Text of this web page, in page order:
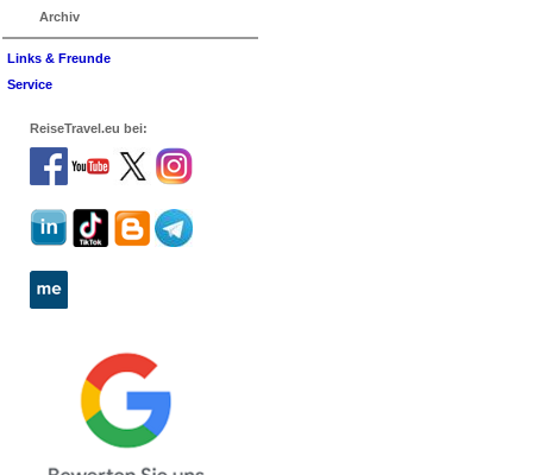
Archiv
Links & Freunde
Service
ReiseTravel.eu bei: